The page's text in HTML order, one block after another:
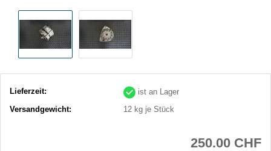
Lieferzeit:
ist an Lager
Versandgewicht:
12 kg je Stück
250.00 CHF